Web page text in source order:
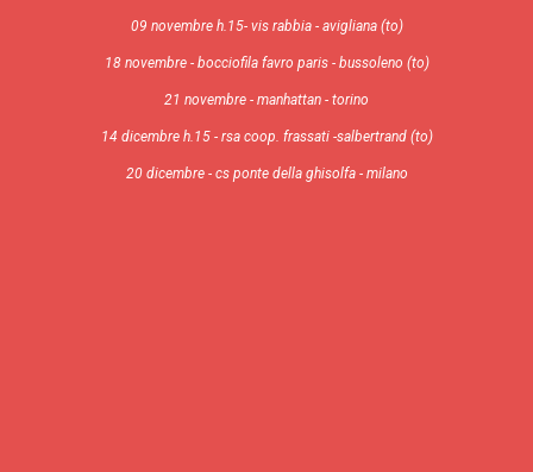
09 novembre h.15- vis rabbia - avigliana (to)
18 novembre - bocciofila favro paris - bussoleno (to)
21 novembre - manhattan - torino
14 dicembre h.15 - rsa coop. frassati -salbertrand (to)
20 dicembre - cs ponte della ghisolfa - milano